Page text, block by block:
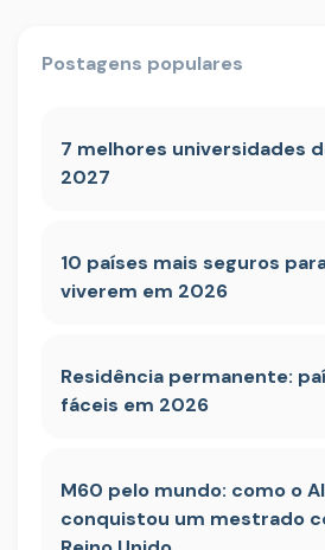
Postagens populares
7 melhores universidades
2027
10 países mais seguros
viverem em 2026
Residência permanente:
fáceis em 2026
M60 pelo mundo: como o
conquistou um mestrado